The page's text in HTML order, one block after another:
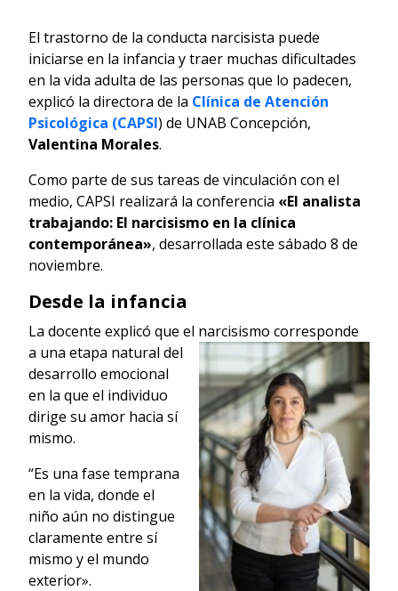
El trastorno de la conducta narcisista puede
iniciarse en la infancia y traer muchas dificultades
en la vida adulta de las personas que lo padecen,
explicó la directora de la Clínica de Atención
Psicológica (CAPSI) de UNAB Concepción,
Valentina Morales.
Como parte de sus tareas de vinculación con el
medio, CAPSI realizará la conferencia «El analista
trabajando: El narcisismo en la clínica
contemporánea», desarrollada este sábado 8 de
noviembre.
Desde la infancia
La docente explicó que el narcisismo corresponde
a una etapa natural del
desarrollo emocional
en la que el individuo
dirige su amor hacia sí
mismo.
“Es una fase temprana
en la vida, donde el
niño aún no distingue
claramente entre sí
mismo y el mundo
exterior».